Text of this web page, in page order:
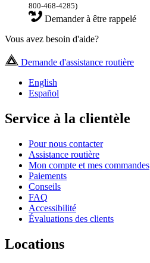
800-468-4285)
Demander à être rappelé
Vous avez besoin d'aide?
Demande d'assistance routière
English
Español
Service à la clientèle
Pour nous contacter
Assistance routière
Mon compte et mes commandes
Paiements
Conseils
FAQ
Accessibilité
Évaluations des clients
Locations